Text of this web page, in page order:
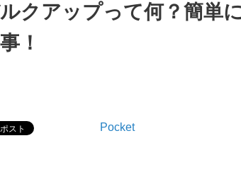
クアップって何？簡単
！
Pocket